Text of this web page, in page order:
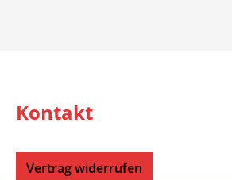
Kontakt
Vertrag widerrufen